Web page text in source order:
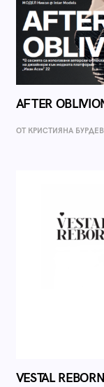
AFTER
ОТ КРИСТИЯНА
VESTAL REBORN